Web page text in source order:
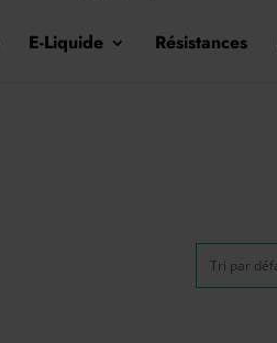
E-Liquide Résistances